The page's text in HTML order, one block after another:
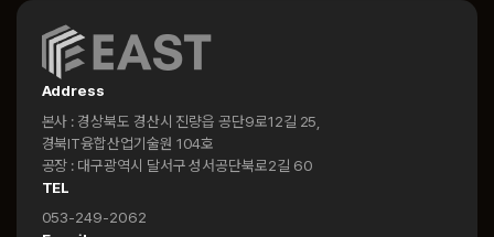
Address
본사 : 경상북도 경산시 진량읍 공단9로12길 25,
경북IT융합산업기술원 104호
공장 : 대구광역시 달서구 성서공단북로2길 60
TEL
053-249-2062